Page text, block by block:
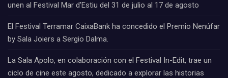
unen al Festival Mar d’Estiu del 31 de julio al 17 de agosto
El Festival Terramar CaixaBank ha concedido el Premio Nenúfar
by Sala Joiers a Sergio Dalma.
La Sala Apolo, en colaboración con el Festival In-Edit, trae un
ciclo de cine este agosto, dedicado a explorar las historias